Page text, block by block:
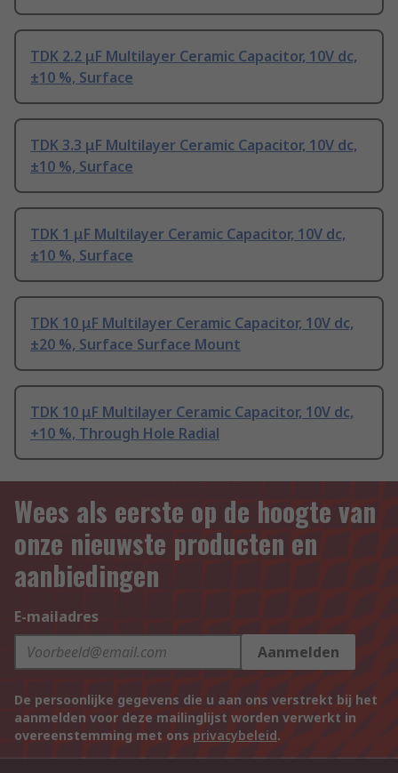
TDK 2.2 μF Multilayer Ceramic Capacitor, 10V dc,
±10 %, Surface
TDK 3.3 μF Multilayer Ceramic Capacitor, 10V dc,
±10 %, Surface
TDK 1 μF Multilayer Ceramic Capacitor, 10V dc,
±10 %, Surface
TDK 10 μF Multilayer Ceramic Capacitor, 10V dc,
±20 %, Surface Surface Mount
TDK 10 μF Multilayer Ceramic Capacitor, 10V dc,
+10 %, Through Hole Radial
Wees als eerste op de hoogte van
onze nieuwste producten en
aanbiedingen
E-mailadres
Aanmelden
De persoonlijke gegevens die u aan ons verstrekt bij het
aanmelden voor deze mailinglijst worden verwerkt in
overeenstemming met ons privacybeleid.